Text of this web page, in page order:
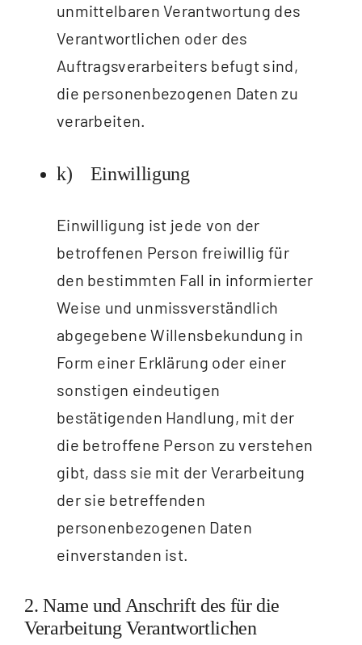
unmittelbaren Verantwortung des
Verantwortlichen oder des
Auftragsverarbeiters befugt sind,
die personenbezogenen Daten zu
verarbeiten.
k) Einwilligung
Einwilligung ist jede von der
betroffenen Person freiwillig für
den bestimmten Fall in informierter
Weise und unmissverständlich
abgegebene Willensbekundung in
Form einer Erklärung oder einer
sonstigen eindeutigen
bestätigenden Handlung, mit der
die betroffene Person zu verstehen
gibt, dass sie mit der Verarbeitung
der sie betreffenden
personenbezogenen Daten
einverstanden ist.
2. Name und Anschrift des für die
Verarbeitung Verantwortlichen